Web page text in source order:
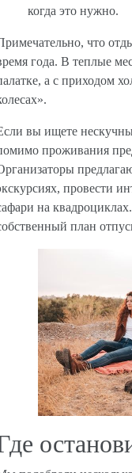
когда это нужно.
что
года. В теплые
а с приходом
вы ищете
проживания
провести
на
план